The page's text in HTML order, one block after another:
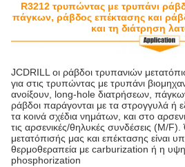
R3212 τρυπώντας με τρυπάνι
πάγκων, ράβδος επέκτασης και
και τη διάτρηση
JCDRILL οι ράβδοι τρυπανιών
για στις τρυπώντας με τρυπάνι
ανοίξουν, long-hole διατρήσεων,
ράβδοι παράγονται με τα στρογγυλά ή
τα κοινά σχέδια νημάτων, και στο
τις αρσενικές/θηλυκές συνδέσεις (M/
μετατόπισής μας και επέκτασης είναι
θερμοθεραπεία με carburization ή η
phosphorization